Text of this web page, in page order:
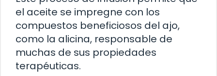
el aceite se impregne con los
compuestos beneficiosos del ajo,
como la alicina, responsable de
muchas de sus propiedades
terapéuticas.